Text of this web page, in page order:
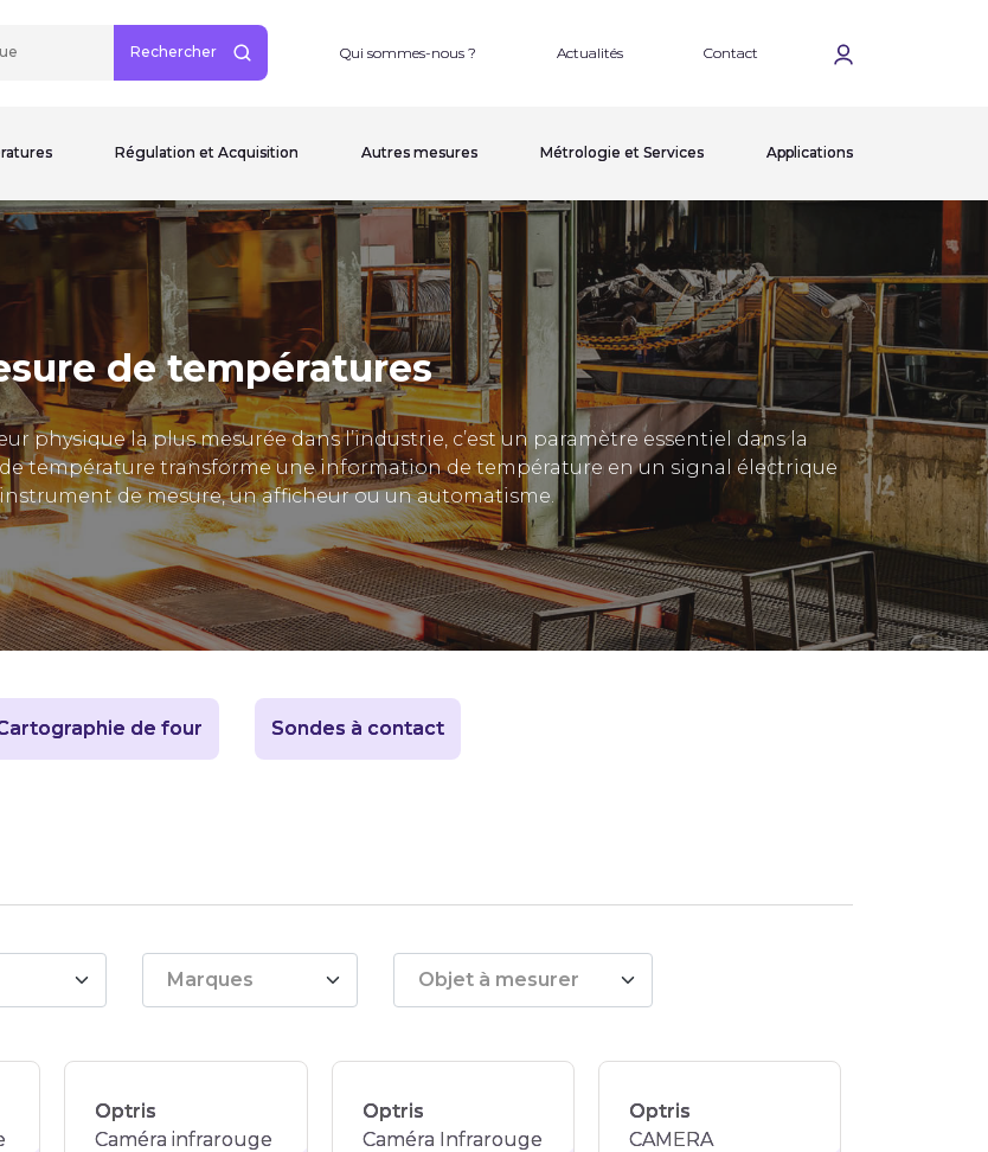
Rechercher Qui sommes-nous ? Actualités Contact
Régulation et Acquisition Autres mesures Métrologie et Services Applications
de températures
physique la plus mesurée dans l’industrie, c’est un paramètre essentiel dans la
température transforme une information de température en un signal électrique
de mesure, un afficheur ou un automatisme.
de four Sondes à contact
Optris
Caméra infrarouge
Optris
Caméra Infrarouge
Optris
CAMERA